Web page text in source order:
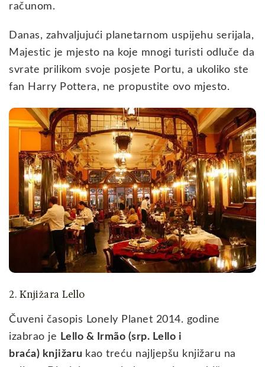
računom.
Danas, zahvaljujući planetarnom uspijehu serijala,
Majestic je mjesto na koje mnogi turisti odluče da
svrate prilikom svoje posjete Portu, a ukoliko ste
fan Harry Pottera, ne propustite ovo mjesto.
2. Knjižara Lello
Čuveni časopis Lonely Planet 2014. godine
izabrao je Lello & Irmão (srp. Lello i
braća) knjižaru kao treću najljepšu knjižaru na